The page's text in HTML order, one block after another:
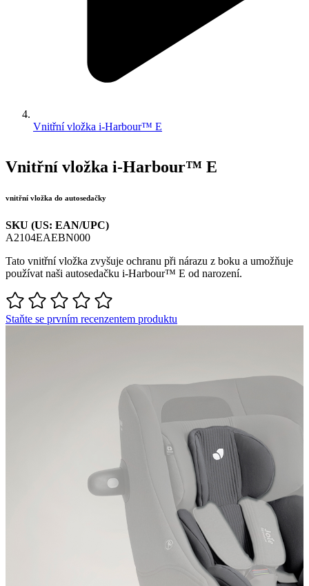
Vnitřní vložka i-Harbour™ E
Vnitřní vložka i-Harbour™ E
vnitřní vložka do autosedačky
SKU (US: EAN/UPC)
A2104EAEBN000
Tato vnitřní vložka zvyšuje ochranu při nárazu z boku a umožňuje
používat naši autosedačku i-Harbour™ E od narození.
Staňte se prvním recenzentem produktu